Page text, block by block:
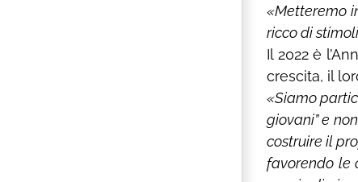
«Metteremo
ricco di
Il 2022 è
crescita, il
«Siamo
giovani” e
costruire il
favorendo le